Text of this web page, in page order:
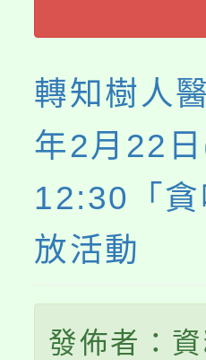
轉知樹人
年2月22
12:30「
放活動
發佈者：